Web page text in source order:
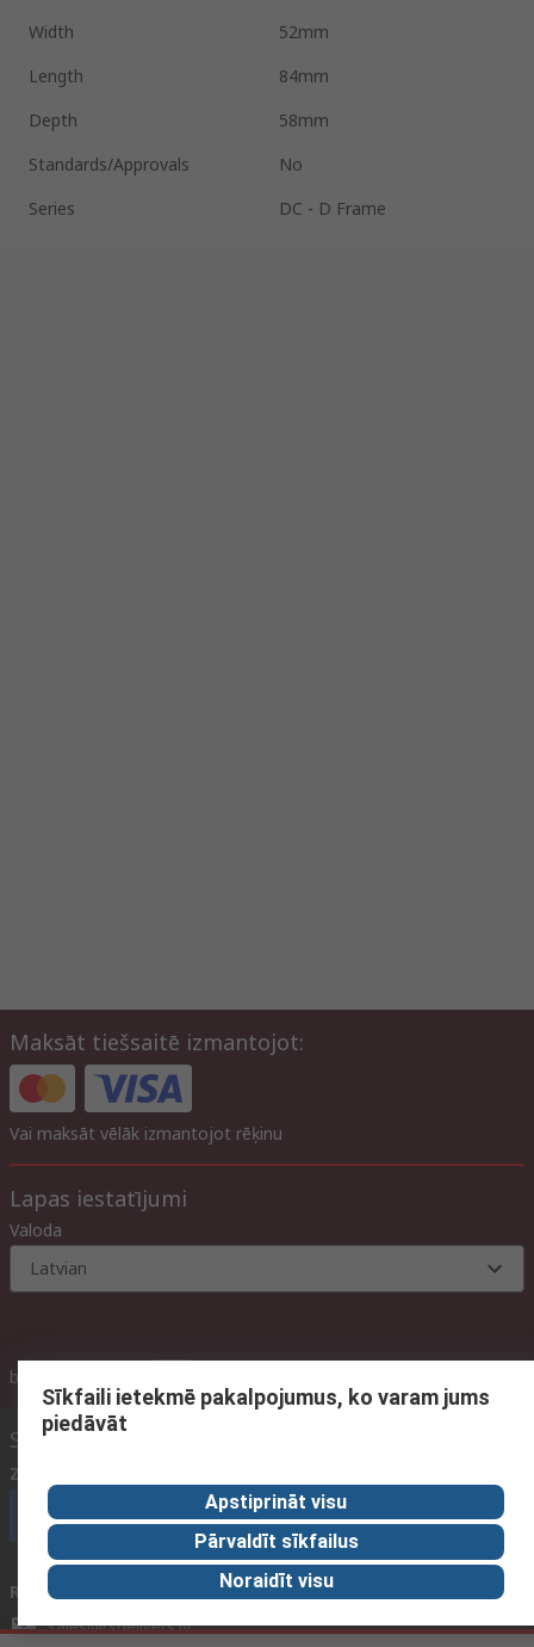
Width
52mm
Length
84mm
Depth
58mm
Standards/Approvals
No
Series
DC - D Frame
Maksāt tiešsaitē izmantojot:
Vai maksāt vēlāk izmantojot rēķinu
Lapas iestatījumi
Valoda
Latvian
bez PVN
Sazināties ar mums
Zvani mums
Zvanīt klientu servisam
Rakstīt epastu
parasti atbildam 12h laikā
sales@rsdelivers.lv
Sīkfaili ietekmē pakalpojumus, ko varam jums
piedāvāt
Apstiprināt visu
Pārvaldīt sīkfailus
Noraidīt visu